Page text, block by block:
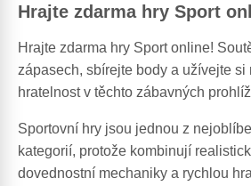
Hrajte zdarma hry Sport
Hrajte zdarma hry Sport online!
zápasech, sbírejte body a užívejte
hratelnost v těchto zábavných
Sportovní hry jsou jednou z
kategorií, protože kombinují
dovednostní mechaniky a rychlou